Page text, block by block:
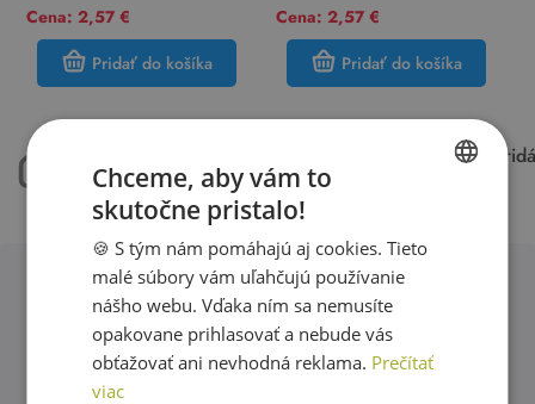
Cena: 2,57 €
Pridať do košíka
Cena: 2,57 €
Pridať do košíka
oblečenia skladom
každý týždeň
Obľúbené značky second hand
oblečenia
ENGLISH
Chceme, aby vám to
skutočne pristalo!
🍪 S tým nám pomáhajú aj cookies. Tieto
malé súbory vám uľahčujú používanie
nášho webu. Vďaka ním sa nemusíte
opakovane prihlasovať a nebude vás
obťažovať ani nevhodná reklama. Prečítať
viac